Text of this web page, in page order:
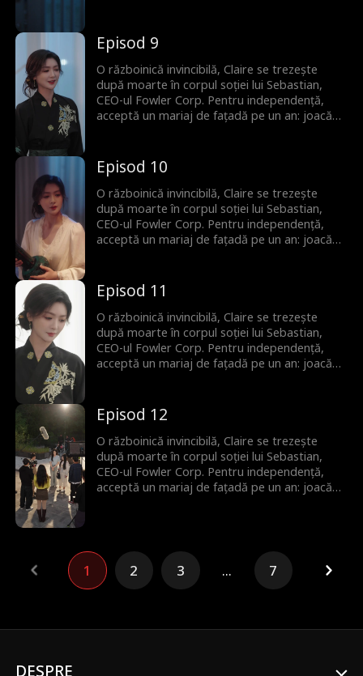
familia soțului, iar Sebastian ajunge să lupte
pentru a-i câștiga inima.
Episod 9
O războinică invincibilă, Claire se trezește
după moarte în corpul soției lui Sebastian,
CEO-ul Fowler Corp. Pentru independență,
acceptă un mariaj de fațadă pe un an: joacă
familia soțului, iar Sebastian ajunge să lupte
pentru a-i câștiga inima.
Episod 10
O războinică invincibilă, Claire se trezește
după moarte în corpul soției lui Sebastian,
CEO-ul Fowler Corp. Pentru independență,
acceptă un mariaj de fațadă pe un an: joacă
familia soțului, iar Sebastian ajunge să lupte
pentru a-i câștiga inima.
Episod 11
O războinică invincibilă, Claire se trezește
după moarte în corpul soției lui Sebastian,
CEO-ul Fowler Corp. Pentru independență,
acceptă un mariaj de fațadă pe un an: joacă
familia soțului, iar Sebastian ajunge să lupte
pentru a-i câștiga inima.
Episod 12
O războinică invincibilă, Claire se trezește
după moarte în corpul soției lui Sebastian,
CEO-ul Fowler Corp. Pentru independență,
acceptă un mariaj de fațadă pe un an: joacă
pentru a-i câștiga inima.
1 2 3 ... 7
DESPRE